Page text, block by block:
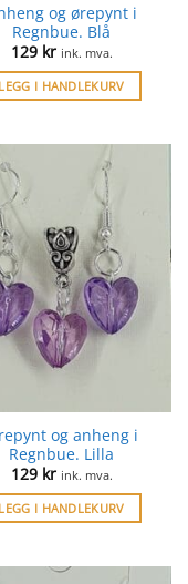
og ørepynt i
Regnbue. Blå
129 kr ink. mva.
LEGG I HANDLEKURV
og anheng i
Regnbue. Lilla
129 kr ink. mva.
LEGG I HANDLEKURV